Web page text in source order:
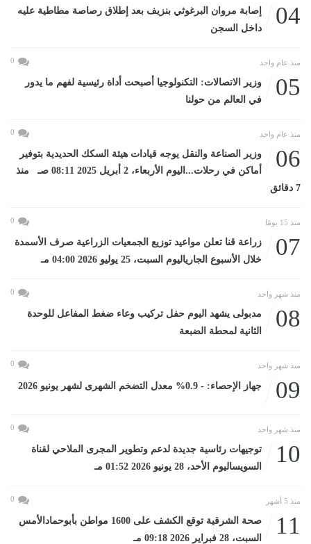
04
إصابة مروان البرغوثي بنزيف بعد إطلاق رصاصة مطاطية عليه
داخل السجن
منذ عام واحد 0
05
وزير الاتصالات: التكنولوجيا أصبحت أداة رئيسية لفهم ما يدور
في العالم من حولنا
منذ عام واحد 0
06
وزير الصناعة والنقل يوجه قيادات هيئة السكك الحديدية بتوفير
أماكن في رحلات...اليوم الأربعاء، 2 أبريل 2025 08:11 صـ منذ
7 دقائق
منذ 15 يومًا 0
07
زراعة قنا تعلن مواعيد توزيع الجمعيات الزراعية صرف الأسمدة
خلال الأسبوع الجارياليوم السبت، 25 يوليو 2026 04:00 مـ
منذ شهر واحد 0
08
مدبولى يشهد اليوم حفل تركيب وعاء ضغط المفاعل للوحدة
الثانية لمحطة الضبعة
منذ شهر واحد 0
09 جهاز الإحصاء: - 0.9% معدل التضخم الشهرى لشهر يونيو 2026
منذ شهر واحد 0
10
توجيهات رئاسية جديدة لدعم وتطوير المجرى الملاحي لقناة
السويساليوم الأحد، 28 يونيو 2026 01:52 مـ
منذ 5 أشهر 0
11
صحة الشرقية توقع الكشف على 1600 مواطن بأبوحمادالأمس
السبت، 28 فبراير 2026 09:18 مـ